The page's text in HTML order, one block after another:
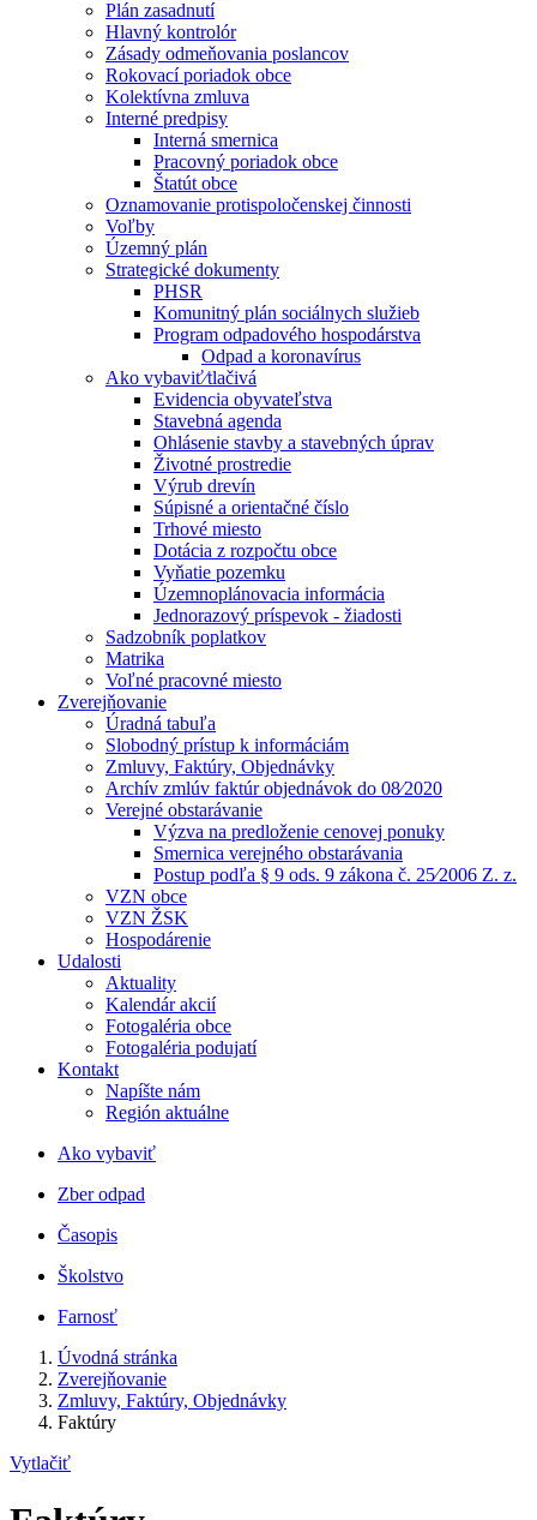
Plán zasadnutí
Hlavný kontrolór
Zásady odmeňovania poslancov
Rokovací poriadok obce
Kolektívna zmluva
Interné predpisy
Interná smernica
Pracovný poriadok obce
Štatút obce
Oznamovanie protispoločenskej činnosti
Voľby
Územný plán
Strategické dokumenty
PHSR
Komunitný plán sociálnych služieb
Program odpadového hospodárstva
Odpad a koronavírus
Ako vybaviť⁄tlačivá
Evidencia obyvateľstva
Stavebná agenda
Ohlásenie stavby a stavebných úprav
Životné prostredie
Výrub drevín
Súpisné a orientačné číslo
Trhové miesto
Dotácia z rozpočtu obce
Vyňatie pozemku
Územnoplánovacia informácia
Jednorazový príspevok - žiadosti
Sadzobník poplatkov
Matrika
Voľné pracovné miesto
Zverejňovanie
Úradná tabuľa
Slobodný prístup k informáciám
Zmluvy, Faktúry, Objednávky
Archív zmlúv faktúr objednávok do 08⁄2020
Verejné obstarávanie
Výzva na predloženie cenovej ponuky
Smernica verejného obstarávania
Postup podľa § 9 ods. 9 zákona č. 25⁄2006 Z. z.
VZN obce
VZN ŽSK
Hospodárenie
Udalosti
Aktuality
Kalendár akcií
Fotogaléria obce
Fotogaléria podujatí
Kontakt
Napíšte nám
Región aktuálne
Ako vybaviť
Zber odpad
Časopis
Školstvo
Farnosť
Úvodná stránka
Zverejňovanie
Zmluvy, Faktúry, Objednávky
Faktúry
Vytlačiť